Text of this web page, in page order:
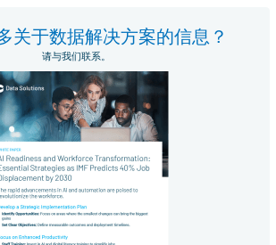
关于数据解决方案的信息？
请与我们联系。